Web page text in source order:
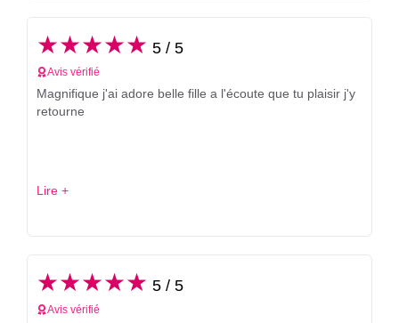
★★★★★ 5 / 5
Avis vérifié
Magnifique j'ai adore belle fille a l'écoute que tu plaisir j'y
retourne
Lire +
★★★★★ 5 / 5
Avis vérifié